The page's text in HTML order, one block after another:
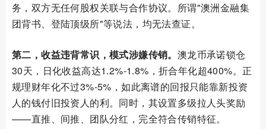
务，双方无任何股权关联与合作协议。所谓"澳洲金融集
团背书、登陆顶级所"等说法，均无法查证。
第二，收益违背常识，模式涉嫌传销。 澳龙币承诺锁仓
30天，日化收益高达1.2%-1.8%，折合年化超400%。正
规理财年化不过3%-5%，如此离谱的回报只能靠新投资
人的钱付旧投资人的利。同时，其设置多级拉人头奖励
——直推、间推、团队分红，完全符合传销特征。